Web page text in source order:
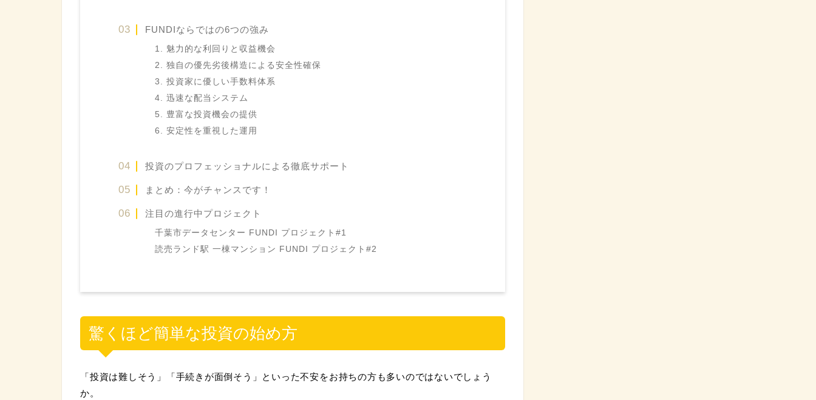
FUNDIならではの6つの強み
1. 魅力的な利回りと収益機会
2. 独自の優先劣後構造による安全性確保
3. 投資家に優しい手数料体系
4. 迅速な配当システム
5. 豊富な投資機会の提供
6. 安定性を重視した運用
投資のプロフェッショナルによる徹底サポート
まとめ：今がチャンスです！
注目の進行中プロジェクト
千葉市データセンター FUNDI プロジェクト#1
読売ランド駅 一棟マンション FUNDI プロジェクト#2
驚くほど簡単な投資の始め方
「投資は難しそう」「手続きが面倒そう」といった不安をお持ちの方も多いのではないでしょう
か。